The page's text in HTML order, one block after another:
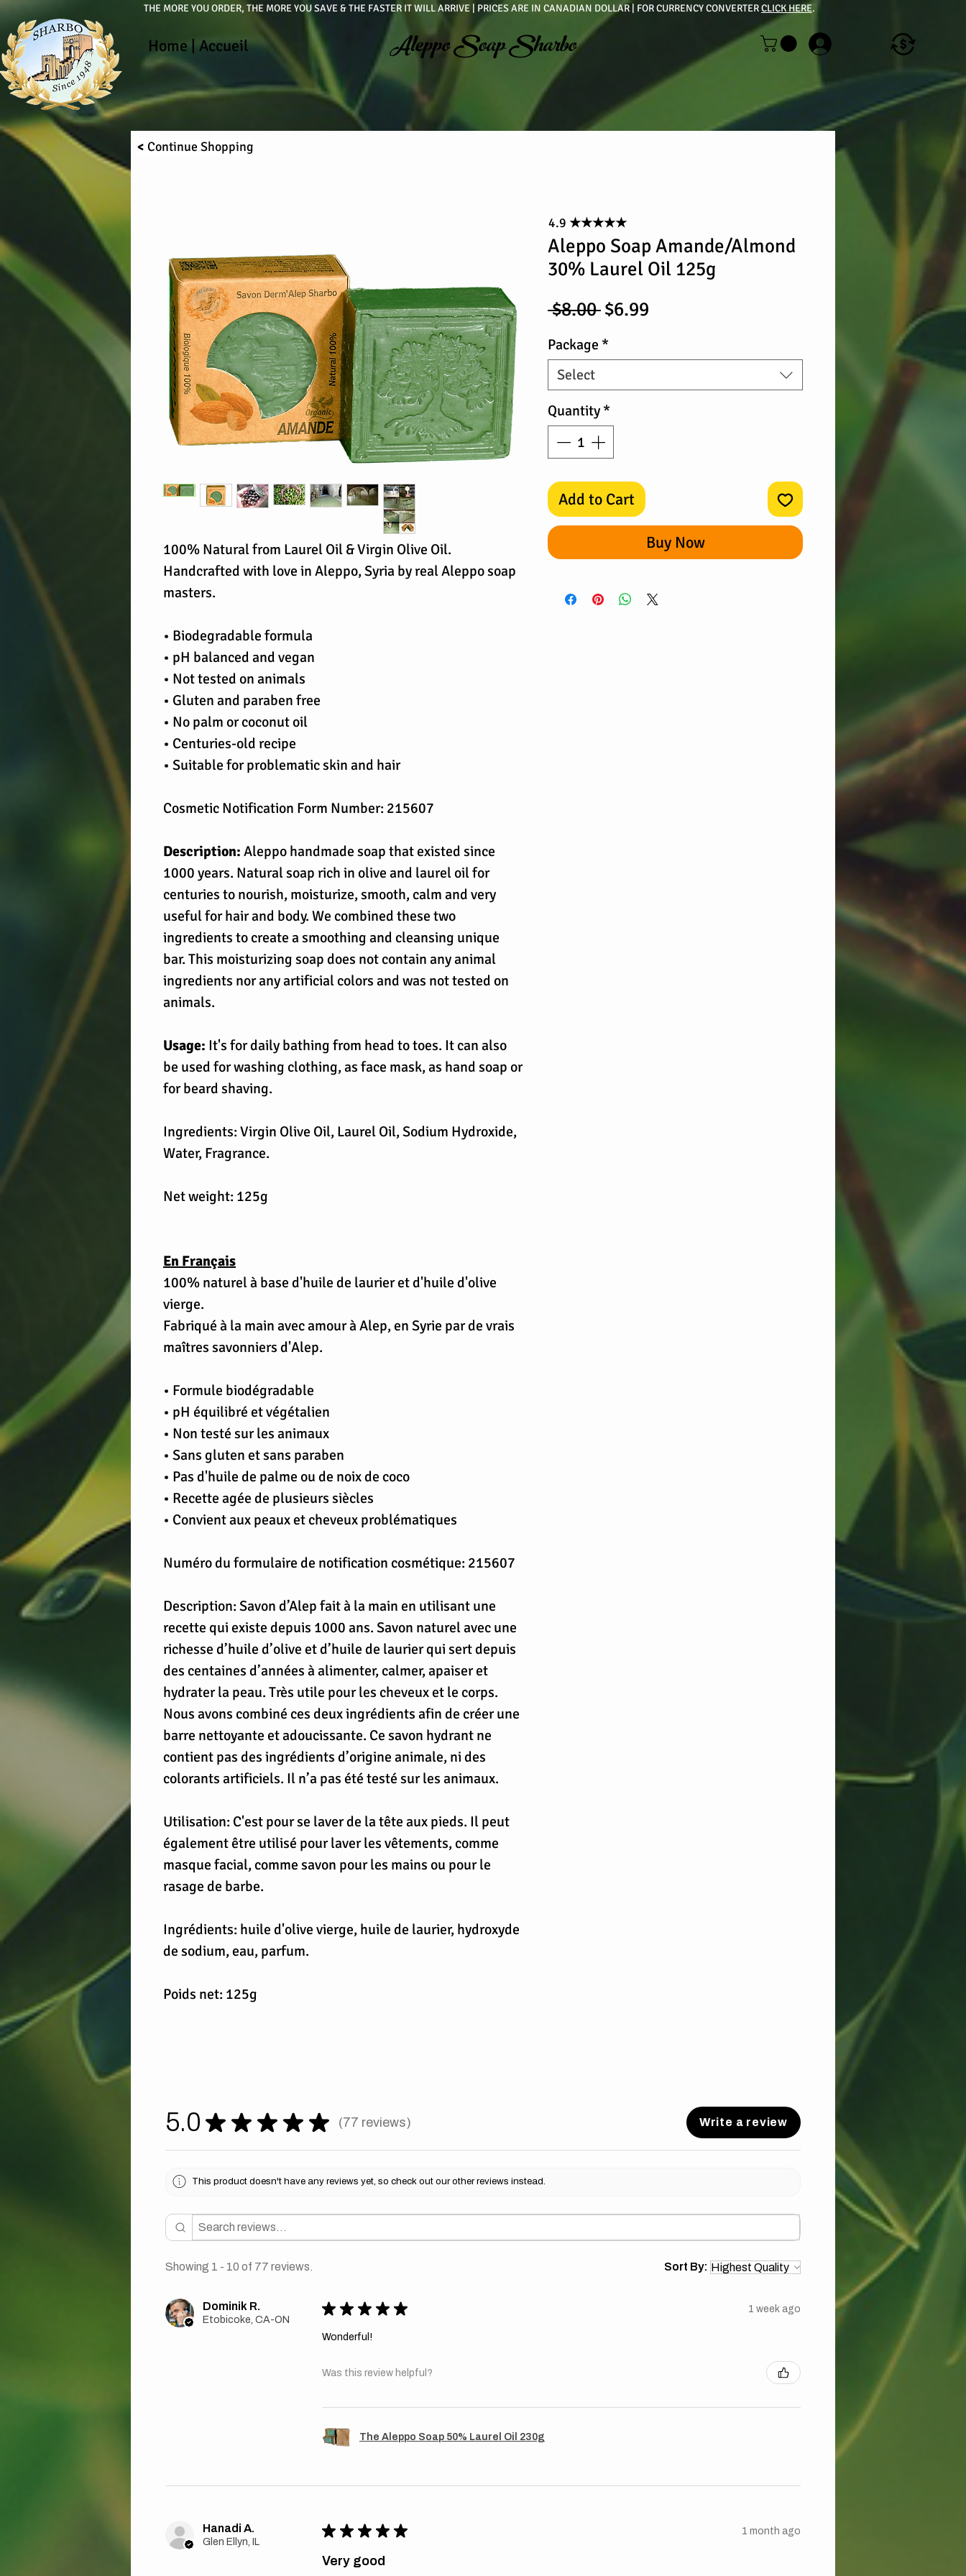
THE MORE YOU ORDER, THE MORE YOU SAVE & THE FASTER IT WILL ARRIVE | PRICES ARE IN CANADIAN DOLLAR | FOR CURRENCY CONVERTERCLICK HERE.
Home Accueil Aleppo Soap Sharbo
100% Natural from Laurel Oil & Virgin Olive Oil.
Handcrafted with love in Aleppo, Syria by real Aleppo soap
masters.
• Biodegradable formula
• pH balanced and vegan
• Not tested on animals
• Gluten and paraben free
• No palm or coconut oil
• Centuries-old recipe
• Suitable for problematic skin and hair
Cosmetic Notification Form Number: 215607
Description: Aleppo handmade soap that existed since
1000 years. Natural soap rich in olive and laurel oil for
centuries to nourish, moisturize, smooth, calm and very
useful for hair and body. We combined these two
ingredients to create a smoothing and cleansing unique
bar. This moisturizing soap does not contain any animal
ingredients nor any artificial colors and was not tested on
animals.
Usage: It's for daily bathing from head to toes. It can also
be used for washing clothing, as face mask, as hand soap or
for beard shaving.
Ingredients: Virgin Olive Oil, Laurel Oil, Sodium Hydroxide,
Water, Fragrance.
Net weight: 125g
En Français
100% naturel à base d'huile de laurier et d'huile d'olive
vierge.
Fabriqué à la main avec amour à Alep, en Syrie par de vrais
maîtres savonniers d'Alep.
• Formule biodégradable
• pH équilibré et végétalien
• Non testé sur les animaux
• Sans gluten et sans paraben
• Pas d'huile de palme ou de noix de coco
• Recette agée de plusieurs siècles
• Convient aux peaux et cheveux problématiques
Numéro du formulaire de notification cosmétique: 215607
Description: Savon d’Alep fait à la main en utilisant une
recette qui existe depuis 1000 ans. Savon naturel avec une
richesse d’huile d’olive et d’huile de laurier qui sert depuis
des centaines d’années à alimenter, calmer, apaiser et
hydrater la peau. Très utile pour les cheveux et le corps.
Nous avons combiné ces deux ingrédients afin de créer une
barre nettoyante et adoucissante. Ce savon hydrant ne
contient pas des ingrédients d’origine animale, ni des
colorants artificiels. Il n’a pas été testé sur les animaux.
Utilisation: C'est pour se laver de la tête aux pieds. Il peut
également être utilisé pour laver les vêtements, comme
masque facial, comme savon pour les mains ou pour le
rasage de barbe.
Ingrédients: huile d'olive vierge, huile de laurier, hydroxyde
de sodium, eau, parfum.
Poids net: 125g
Aleppo Soap Amande/Almond
30% Laurel Oil 125g
$8.00 Regular
Price
$6.99
Package *
Select
Quantity *
Add to Cart
Buy Now
5.0 ★ ★ ★ ★ ★ 77 reviews
77 Write a review
This product doesn't have any reviews yet, so check out our other reviews instead.
Showing 1 - 10 of 77 reviews. Sort By:
Dominik R.
Etobicoke, CA-ON
★ ★ ★ ★ ★ 1 week ago
Wonderful!
Was this review helpful?
The Aleppo Soap 50% Laurel Oil 230g
Hanadi A.
Glen Ellyn, IL
★ ★ ★ ★ ★ 1 month ago
Very good
< Continue Shopping
4.9 ★★★★★